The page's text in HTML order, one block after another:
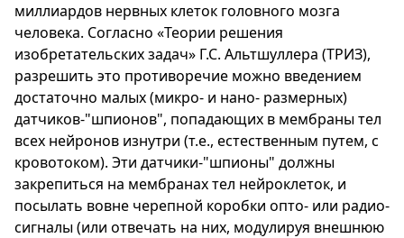
миллиардов нервных клеток головного мозга
человека. Согласно «Теории решения
изобретательских задач» Г.С. Альтшуллера (ТРИЗ),
разрешить это противоречие можно введением
достаточно малых (микро- и нано- размерных)
датчиков-"шпионов", попадающих в мембраны тел
всех нейронов изнутри (т.е., естественным путем, с
кровотоком). Эти датчики-"шпионы" должны
закрепиться на мембранах тел нейроклеток, и
посылать вовне черепной коробки опто- или радио-
сигналы (или отвечать на них, модулируя внешнюю